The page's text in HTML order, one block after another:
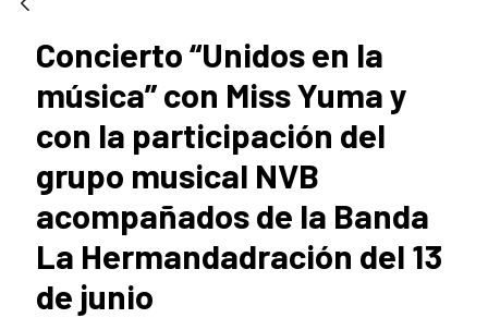
Concierto “Unidos en la
música” con Miss Yuma y
con la participación del
grupo musical NVB
acompañados de la Banda
La Hermandadración del 13
de junio